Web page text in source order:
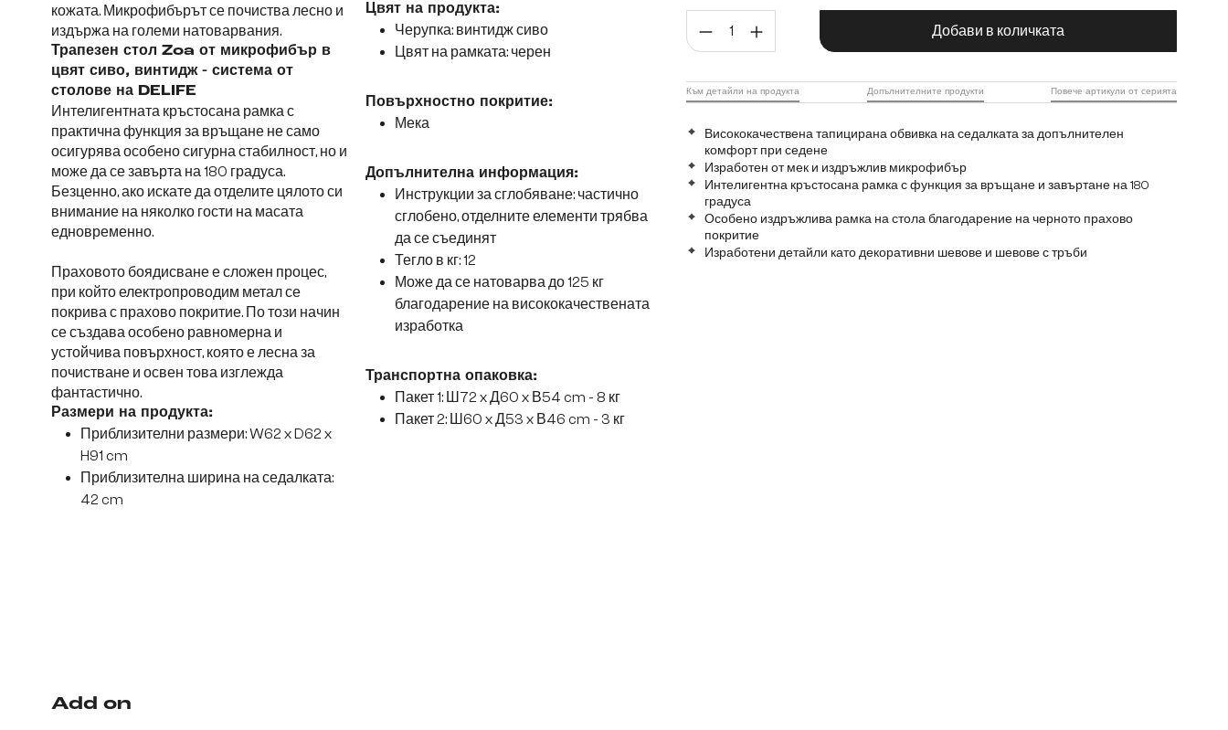
Матирана неръждаема стомана
Количество на продукта: Въведете
Добави в количката
Висококачествена тапицирана обвивка на седалката за допълнителен
комфорт при седене
Изработен от мек и издръжлив микрофибър
Интелигентна кръстосана рамка с функция за връщане и завъртане на 180
градуса
Особено издръжлива рамка на стола благодарение на черното прахово
покритие
Изработени детайли като декоративни шевове и шевове с тръби
Към детайли на продукта Допълнителните продукти Повече артикули от серията
кожата. Микрофибърът се почиства лесно и
издържа на големи натоварвания.
Трапезен стол Zoa от микрофибър в
цвят сиво, винтидж - система от
столове на DELIFE
Интелигентната кръстосана рамка с
практична функция за връщане не само
осигурява особено сигурна стабилност, но и
може да се завърта на 180 градуса.
Безценно, ако искате да отделите цялото си
внимание на няколко гости на масата
едновременно.
Праховото боядисване е сложен процес,
при който електропроводим метал се
покрива с прахово покритие. По този начин
се създава особено равномерна и
устойчива повърхност, която е лесна за
почистване и освен това изглежда
фантастично.
Размери на продукта:
Приблизителни размери: W62 x D62 x
H91 cm
Приблизителна ширина на седалката:
42 cm
Цвят на продукта:
Черупка: винтидж сиво
Цвят на рамката: черен
Повърхностно покритие:
Мека
Допълнителна информация:
Инструкции за сглобяване: частично
сглобено, отделните елементи трябва
да се съединят
Тегло в кг: 12
Може да се натоварва до 125 кг
благодарение на висококачествената
изработка
Транспортна опаковка:
Пакет 1: Ш72 x Д60 x В54 cm - 8 кг
Пакет 2: Ш60 x Д53 x В46 cm - 3 кг
Add on